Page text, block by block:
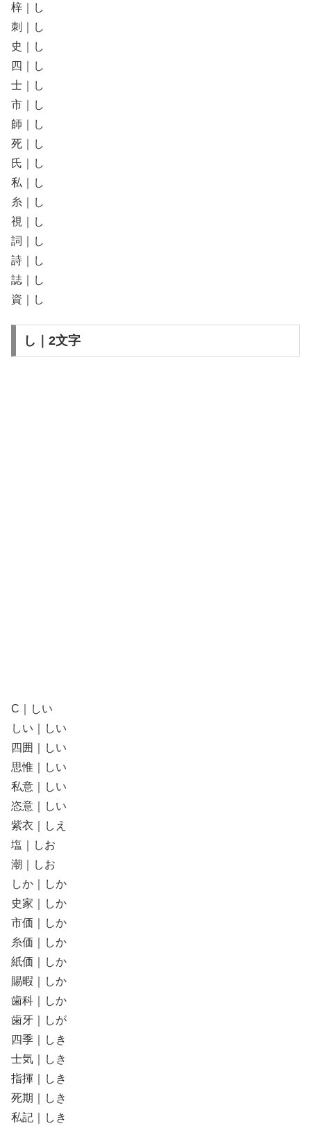
梓｜し
刺｜し
史｜し
四｜し
士｜し
市｜し
師｜し
死｜し
氏｜し
私｜し
糸｜し
視｜し
詞｜し
詩｜し
誌｜し
資｜し
し｜2文字
C｜しい
しい｜しい
四囲｜しい
思惟｜しい
私意｜しい
恣意｜しい
紫衣｜しえ
塩｜しお
潮｜しお
しか｜しか
史家｜しか
市価｜しか
糸価｜しか
紙価｜しか
賜暇｜しか
歯科｜しか
歯牙｜しが
四季｜しき
士気｜しき
指揮｜しき
死期｜しき
私記｜しき